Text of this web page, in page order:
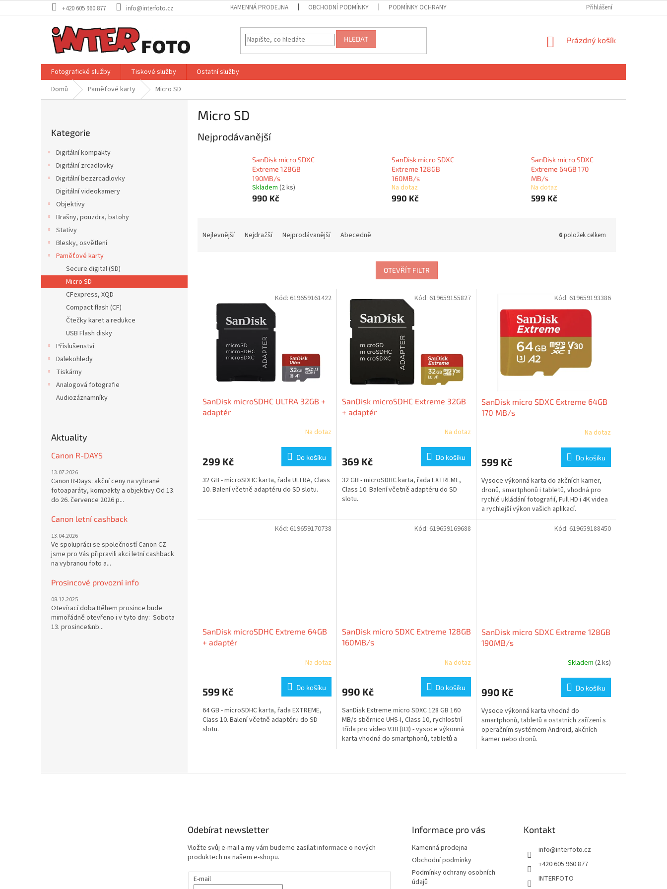
na
+420 605 960 877 info@interfoto.cz KAMENNÁ PRODEJNA OBCHODNÍ PODMÍNKY PODMÍNKY OCHRANY OSOBNÍCH ÚDAJŮ Přihlášení
HLEDAT
NÁKUPNÍ
Prázdný košík
Fotografické služby Tiskové služby
Ostatní služby
Domů
Paměťové karty Micro SD
kategorie
Kategorie
Digitální kompakty
Digitální zrcadlovky
Digitální bezzrcadlovky
Digitální videokamery
Objektivy
Brašny, pouzdra, batohy
Stativy
Blesky, osvětlení
Paměťové karty
Secure digital (SD)
Micro SD
CFexpress, XQD
Compact flash (CF)
Čtečky karet a redukce
USB Flash disky
Příslušenství
Dalekohledy
Tiskárny
Analogová fotografie
Audiozáznamníky
Aktuality
Canon R-DAYS
13.07.2026
Canon R-Days: akční ceny na vybrané
fotoaparáty, kompakty a objektivy Od 13.
do 26. července 2026 p...
Canon letní cashback
13.04.2026
Ve spolupráci se společností Canon CZ
jsme pro Vás připravili akci letní cashback
na vybranou foto a...
Prosincové provozní info
08.12.2025
Otevírací doba Během prosince bude
mimořádně otevřeno i v tyto dny: Sobota
13. prosince&nb...
Micro SD
Nejprodávanější
SanDisk micro SDXC
Extreme 128GB
190MB/s
Skladem (2 ks)
990 Kč
SanDisk micro SDXC
Extreme 128GB
160MB/s
Na dotaz
990 Kč
SanDisk micro SDXC
Extreme 64GB 170
MB/s
Na dotaz
599 Kč
Nejlevnější Nejdražší Nejprodávanější Abecedně 6položek celkem
OTEVŘÍT FILTR
SanDisk microSDHC ULTRA 32GB +
adaptér
Na dotaz
299 Kč Do košíku
32 GB - microSDHC karta, řada ULTRA, Class
10. Balení včetně adaptéru do SD slotu.
Kód: 619659161422
SanDisk microSDHC Extreme 32GB
+ adaptér
Na dotaz
369 Kč Do košíku
32 GB - microSDHC karta, řada EXTREME,
Class 10. Balení včetně adaptéru do SD
slotu.
Kód: 619659155827
SanDisk micro SDXC Extreme 64GB
170 MB/s
Na dotaz
599 Kč Do košíku
Vysoce výkonná karta do akčních kamer,
dronů, smartphonů i tabletů, vhodná pro
rychlé ukládání fotografií, Full HD i 4K videa
a rychlejší výkon vašich aplikací.
Kód: 619659193386
SanDisk microSDHC Extreme 64GB
+ adaptér
Na dotaz
599 Kč Do košíku
64 GB - microSDHC karta, řada EXTREME,
Class 10. Balení včetně adaptéru do SD
slotu.
Kód: 619659170738
SanDisk micro SDXC Extreme 128GB
160MB/s
Na dotaz
990 Kč Do košíku
SanDisk Extreme micro SDXC 128 GB 160
MB/s sběrnice UHS-I, Class 10, rychlostní
třída pro video V30 (U3) - vysoce výkonná
karta vhodná do smartphonů, tabletů a
Kód: 619659169688
SanDisk micro SDXC Extreme 128GB
190MB/s
Skladem (2 ks)
990 Kč Do košíku
Vysoce výkonná karta vhodná do
smartphonů, tabletů a ostatních zařízení s
operačním systémem Android, akčních
kamer nebo dronů.
Kód: 619659188450
v
Odebírat newsletter
Vložte svůj e-mail a my vám budeme zasílat informace o nových
produktech na našem e-shopu.
E-mail
Informace pro vás
Kamenná prodejna
Obchodní podmínky
Podmínky ochrany osobních
údajů
Kontakt
info@interfoto.cz
+420 605 960 877
INTERFOTO